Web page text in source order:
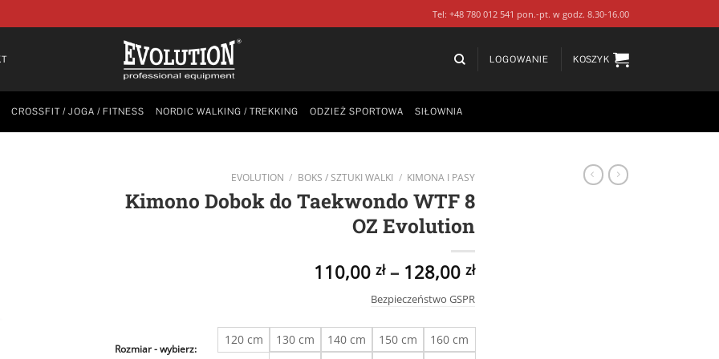
Tel: +48 780 012 541 pon.-pt. w godz. 8.30-16.00
LOGOWANIE KOSZYK
CROSSFIT / JOGA / FITNESS NORDIC WALKING / TREKKING ODZIEŻ SPORTOWA SIŁOWNIA
EVOLUTION / BOKS / SZTUKI WALKI / KIMONA I PASY
Kimono Dobok do Taekwondo WTF 8
OZ Evolution
110,00zł– 128,00zł
Bezpieczeństwo GSPR
Rozmiar
120 cm 130 cm 140 cm 150 cm
160 cm